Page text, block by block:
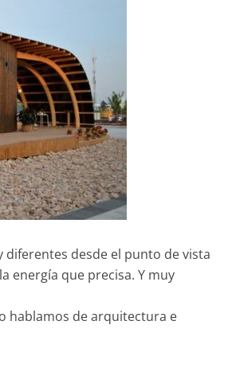
diferentes desde el punto de vista
energía que precisa. Y muy
hablamos de arquitectura e